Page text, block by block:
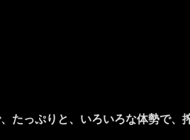
っぷりと、いろいろな体勢で、